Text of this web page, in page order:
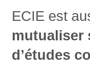
ECIE est
mutualiser
d’études